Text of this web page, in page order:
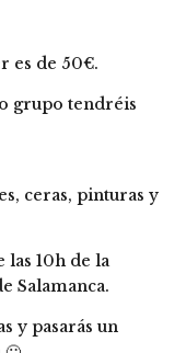
es de 50€.
grupo tendréis
ceras, pinturas y
las 10h de la
Salamanca.
y pasarás un